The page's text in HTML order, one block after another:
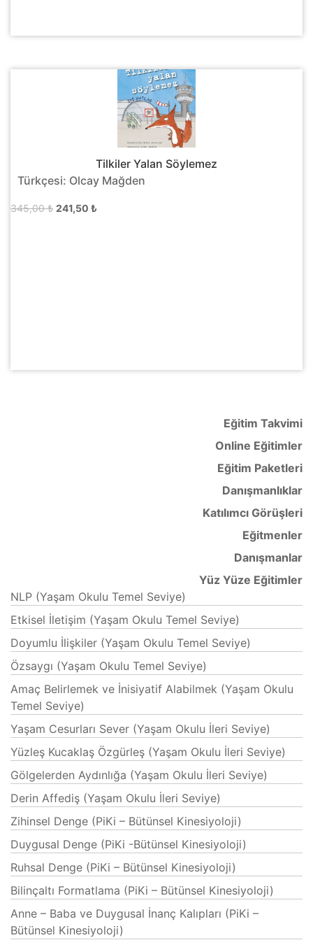
Tilkiler Yalan Söylemez
Türkçesi: Olcay Mağden
345,00₺ Orijinal
241,50 ₺Şu
Eğitim Takvimi
Online Eğitimler
Eğitim Paketleri
Danışmanlıklar
Katılımcı Görüşleri
Eğitmenler
Danışmanlar
Yüz Yüze Eğitimler
NLP (Yaşam Okulu Temel Seviye)
Etkisel İletişim (Yaşam Okulu Temel Seviye)
Doyumlu İlişkiler (Yaşam Okulu Temel Seviye)
Özsaygı (Yaşam Okulu Temel Seviye)
Amaç Belirlemek ve İnisiyatif Alabilmek (Yaşam Okulu
Temel Seviye)
Yaşam Cesurları Sever (Yaşam Okulu İleri Seviye)
Yüzleş Kucaklaş Özgürleş (Yaşam Okulu İleri Seviye)
Gölgelerden Aydınlığa (Yaşam Okulu İleri Seviye)
Derin Affediş (Yaşam Okulu İleri Seviye)
Zihinsel Denge (PiKi – Bütünsel Kinesiyoloji)
Duygusal Denge (PiKi -Bütünsel Kinesiyoloji)
Ruhsal Denge (PiKi – Bütünsel Kinesiyoloji)
Bilinçaltı Formatlama (PiKi – Bütünsel Kinesiyoloji)
Anne – Baba ve Duygusal İnanç Kalıpları (PiKi –
Bütünsel Kinesiyoloji)